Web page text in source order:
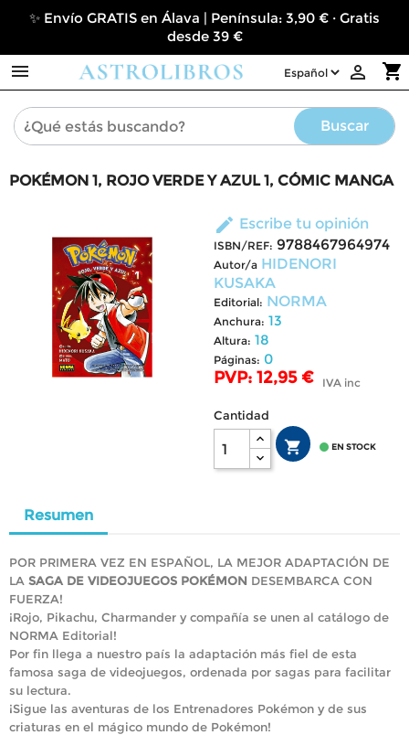
✨ Envío GRATIS en Álava | Península: 3,90 € · Gratis
desde 39 €
 shopping_cart

Buscar
POKÉMON 1, ROJO VERDE Y AZUL 1, CÓMIC MANGA
edit Escribe tu opinión
ISBN/REF: 9788467964974
Autor/a HIDENORI
KUSAKA
Editorial: NORMA
Anchura: 13
Altura: 18
Páginas: 0
PVP: 12,95 € IVA inc
Cantidad
  EN STOCK
Resumen
POR PRIMERA VEZ EN ESPAÑOL, LA MEJOR ADAPTACIÓN DE
LA SAGA DE VIDEOJUEGOS POKÉMON DESEMBARCA CON
FUERZA!
¡Rojo, Pikachu, Charmander y compañía se unen al catálogo de
NORMA Editorial!
Por fin llega a nuestro país la adaptación más fiel de esta
famosa saga de videojuegos, ordenada por sagas para facilitar
su lectura.
¡Sigue las aventuras de los Entrenadores Pokémon y de sus
criaturas en el mágico mundo de Pokémon!